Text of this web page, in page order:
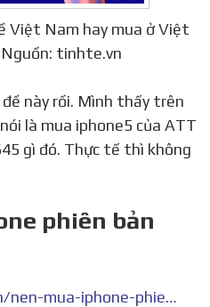
Việt Nam hay mua ở Việt
tinhte.vn
là mua iphone5 của ATT
gì đó. Thực tế thì không
phiên bản
https://halomobile.vn/nen-mua-iphone-phien-ban-nuoc-nao.html